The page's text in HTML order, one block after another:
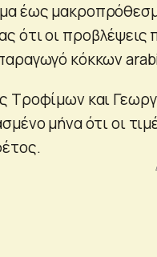
έως
ότι οι προβλέψεις
κόκκων
Τροφίμων και
μήνα ότι οι